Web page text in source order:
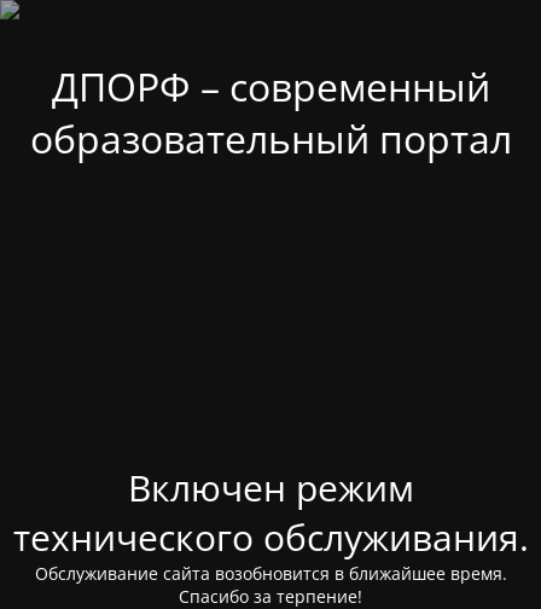
ДПОРФ – современный
образовательный портал
Включен режим
технического обслуживания.
Обслуживание сайта возобновится в ближайшее время.
Спасибо за терпение!